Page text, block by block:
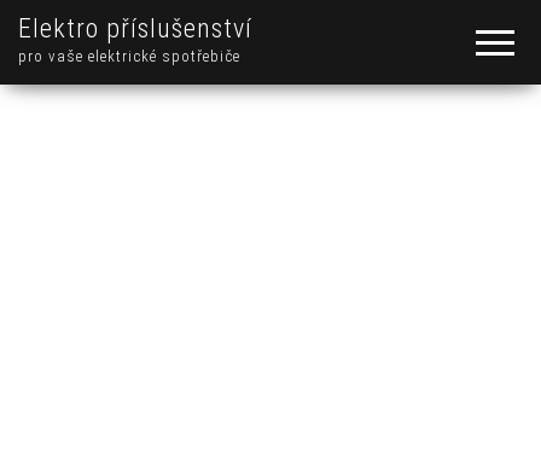
Elektro příslušenství
pro vaše elektrické spotřebiče